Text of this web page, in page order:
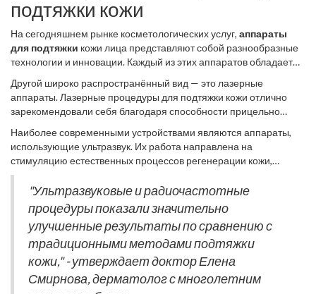
подтяжки кожи
На сегодняшнем рынке косметологических услуг, аппараты
для подтяжки кожи лица представляют собой разнообразные
технологии и инновации. Каждый из этих аппаратов обладает
позволяет удовлетворить потребности любого клиента. Одной
из самых популярных технологий является использование
радиочастотного излучения. Принцип действия заключается в
глубокий прогрев тканей, что стимулирует выработку коллагена
и способствует естественному омоложению кожи. Такие
аппараты могут использоваться как в салонах, так и в домашних
условиях, хотя профессиональные модели отличаются
большей мощностью и эффективностью.
Другой широко распространённый вид — это лазерные
аппараты. Лазерные процедуры для подтяжки кожи отлично
зарекомендовали себя благодаря способности прицельно
и улучшая её текстуру. Лазеры варьируются по длине волны и
интенсивности, что позволяет подобрать индивидуальное
решение для каждого пациента. Известно, что лазерная
нежелательной пигментации и мелких морщин.
Наиболее современными устройствами являются аппараты,
использующие ультразвук. Их работа направлена на
стимуляцию естественных процессов регенерации кожи,
посредством чего достигается значительный эффект лифтинга.
Ультразвуковые аппараты подходят для любого типа кожи и
считаются максимально безопасными. Интересно отметить, что
в последнее время ученые доказали способность ультразвука
также улучшать кровообращение и лимфодренаж, благодаря
чему кожа приобретает более здоровый внешний вид.
"Ультразвуковые и радиочастотные
процедуры показали значительно
улучшенные результаты по сравнению с
традиционными методами подтяжки
кожи," - утверждает доктор Елена
Смирнова, дерматолог с многолетним